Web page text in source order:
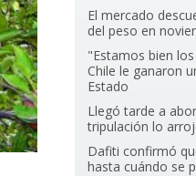
El mercado
del peso en
"Estamos bien
Chile le ganaron
Estado
Llegó tarde a
tripulación lo
Dafiti confirmó
hasta cuándo se